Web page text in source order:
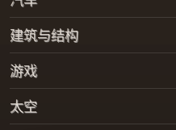
建筑与结构
游戏
太空